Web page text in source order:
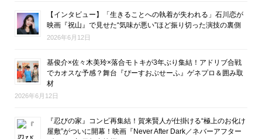
【インタビュー】「生きることへの執着が失われる」石川恋が
映画『祝山』で見せた“気味が悪い”ほど振り切った演技の裏側
2026年6月12日
基俊介×佐々木美玲×落合モトキが3年ぶり集結！アドリブ合戦
でカオスな予感？舞台『ぴーすおぶせーふ』ゲネプロ＆囲み取
材
2026年6月12日
『忍びの家』コンビ再集結！賀来賢人が仕掛ける“極上のお化け
屋敷”がついに開幕！映画『Never After Dark／ネバーアフター